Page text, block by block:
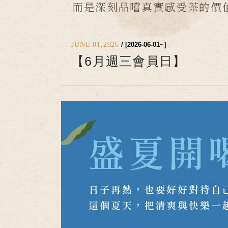
而是深刻品嚐真實感受茶的價
JUNE 01,2026 / [2026-06-01~]
【6月週三會員日】